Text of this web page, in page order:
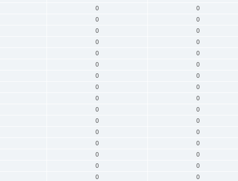
0 0
0 0
0 0
0 0
0 0
0 0
0 0
0 0
0 0
0 0
0 0
0 0
0 0
0 0
0 0
0 0